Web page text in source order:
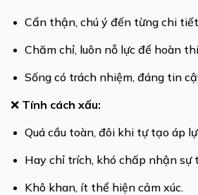
Cẩn thận, chú ý đến từng chi
Chăm chỉ, luôn nỗ lực để hoàn
Sống có trách nhiệm, đáng tin
❌ Tính cách xấu:
Quá cầu toàn, đôi khi tự tạo áp
Hay chỉ trích, khó chấp nhận sự
Khô khan, ít thể hiện cảm xúc.